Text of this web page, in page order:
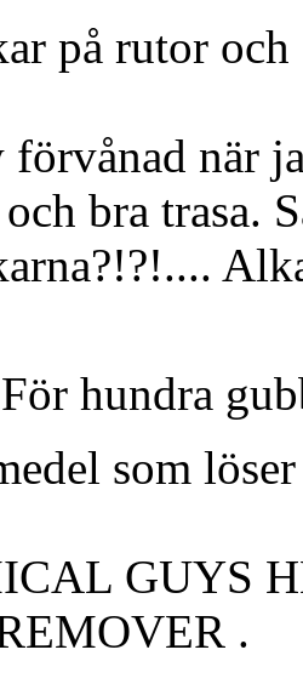
på rutor
förvånad när
bra trasa.
hundra
som
GUYS
.